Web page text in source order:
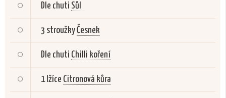
Dle chuti Sůl
3 stroužkyČesnek
Dle chuti Chilli koření
1 lžíce Citronová kůra